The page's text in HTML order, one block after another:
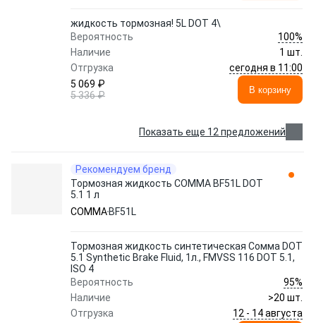
жидкость тормозная! 5L DOT 4\
Вероятность
100%
Наличие
1 шт.
Отгрузка
сегодня в 11:00
5 069 ₽
5 336 ₽
В корзину
Показать еще 12 предложений
Рекомендуем бренд
Тормозная жидкость COMMA BF51L DOT
5.1 1 л
COMMA BF51L
Тормозная жидкость синтетическая Сомма DOT
5.1 Synthetic Brake Fluid, 1л., FMVSS 116 DOT 5.1,
ISO 4
Вероятность
95%
Наличие
>20 шт.
Отгрузка
12 - 14 августа